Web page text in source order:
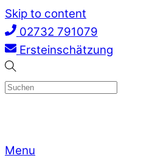
Skip to content
02732 791079
Ersteinschätzung
Menu